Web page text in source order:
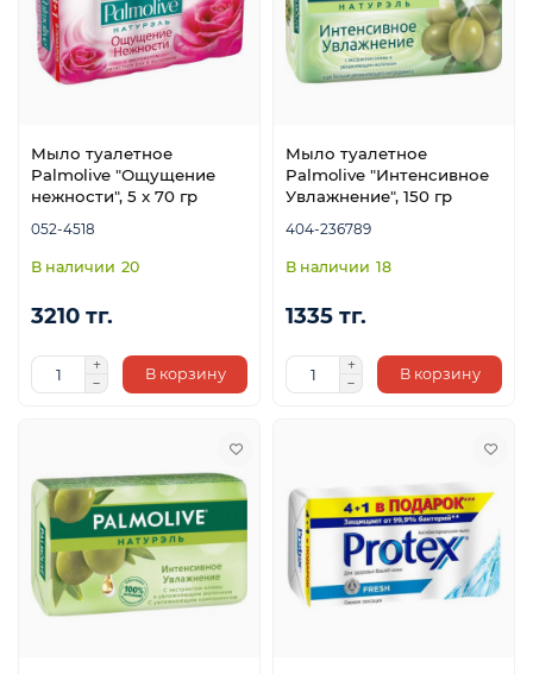
Мыло туалетное
Palmolive "Ощущение
нежности", 5 x 70 гр
052-4518
20
3210 тг.
В корзину
Мыло туалетное
Palmolive "Интенсивное
Увлажнение", 150 гр
404-236789
18
1335 тг.
В корзину